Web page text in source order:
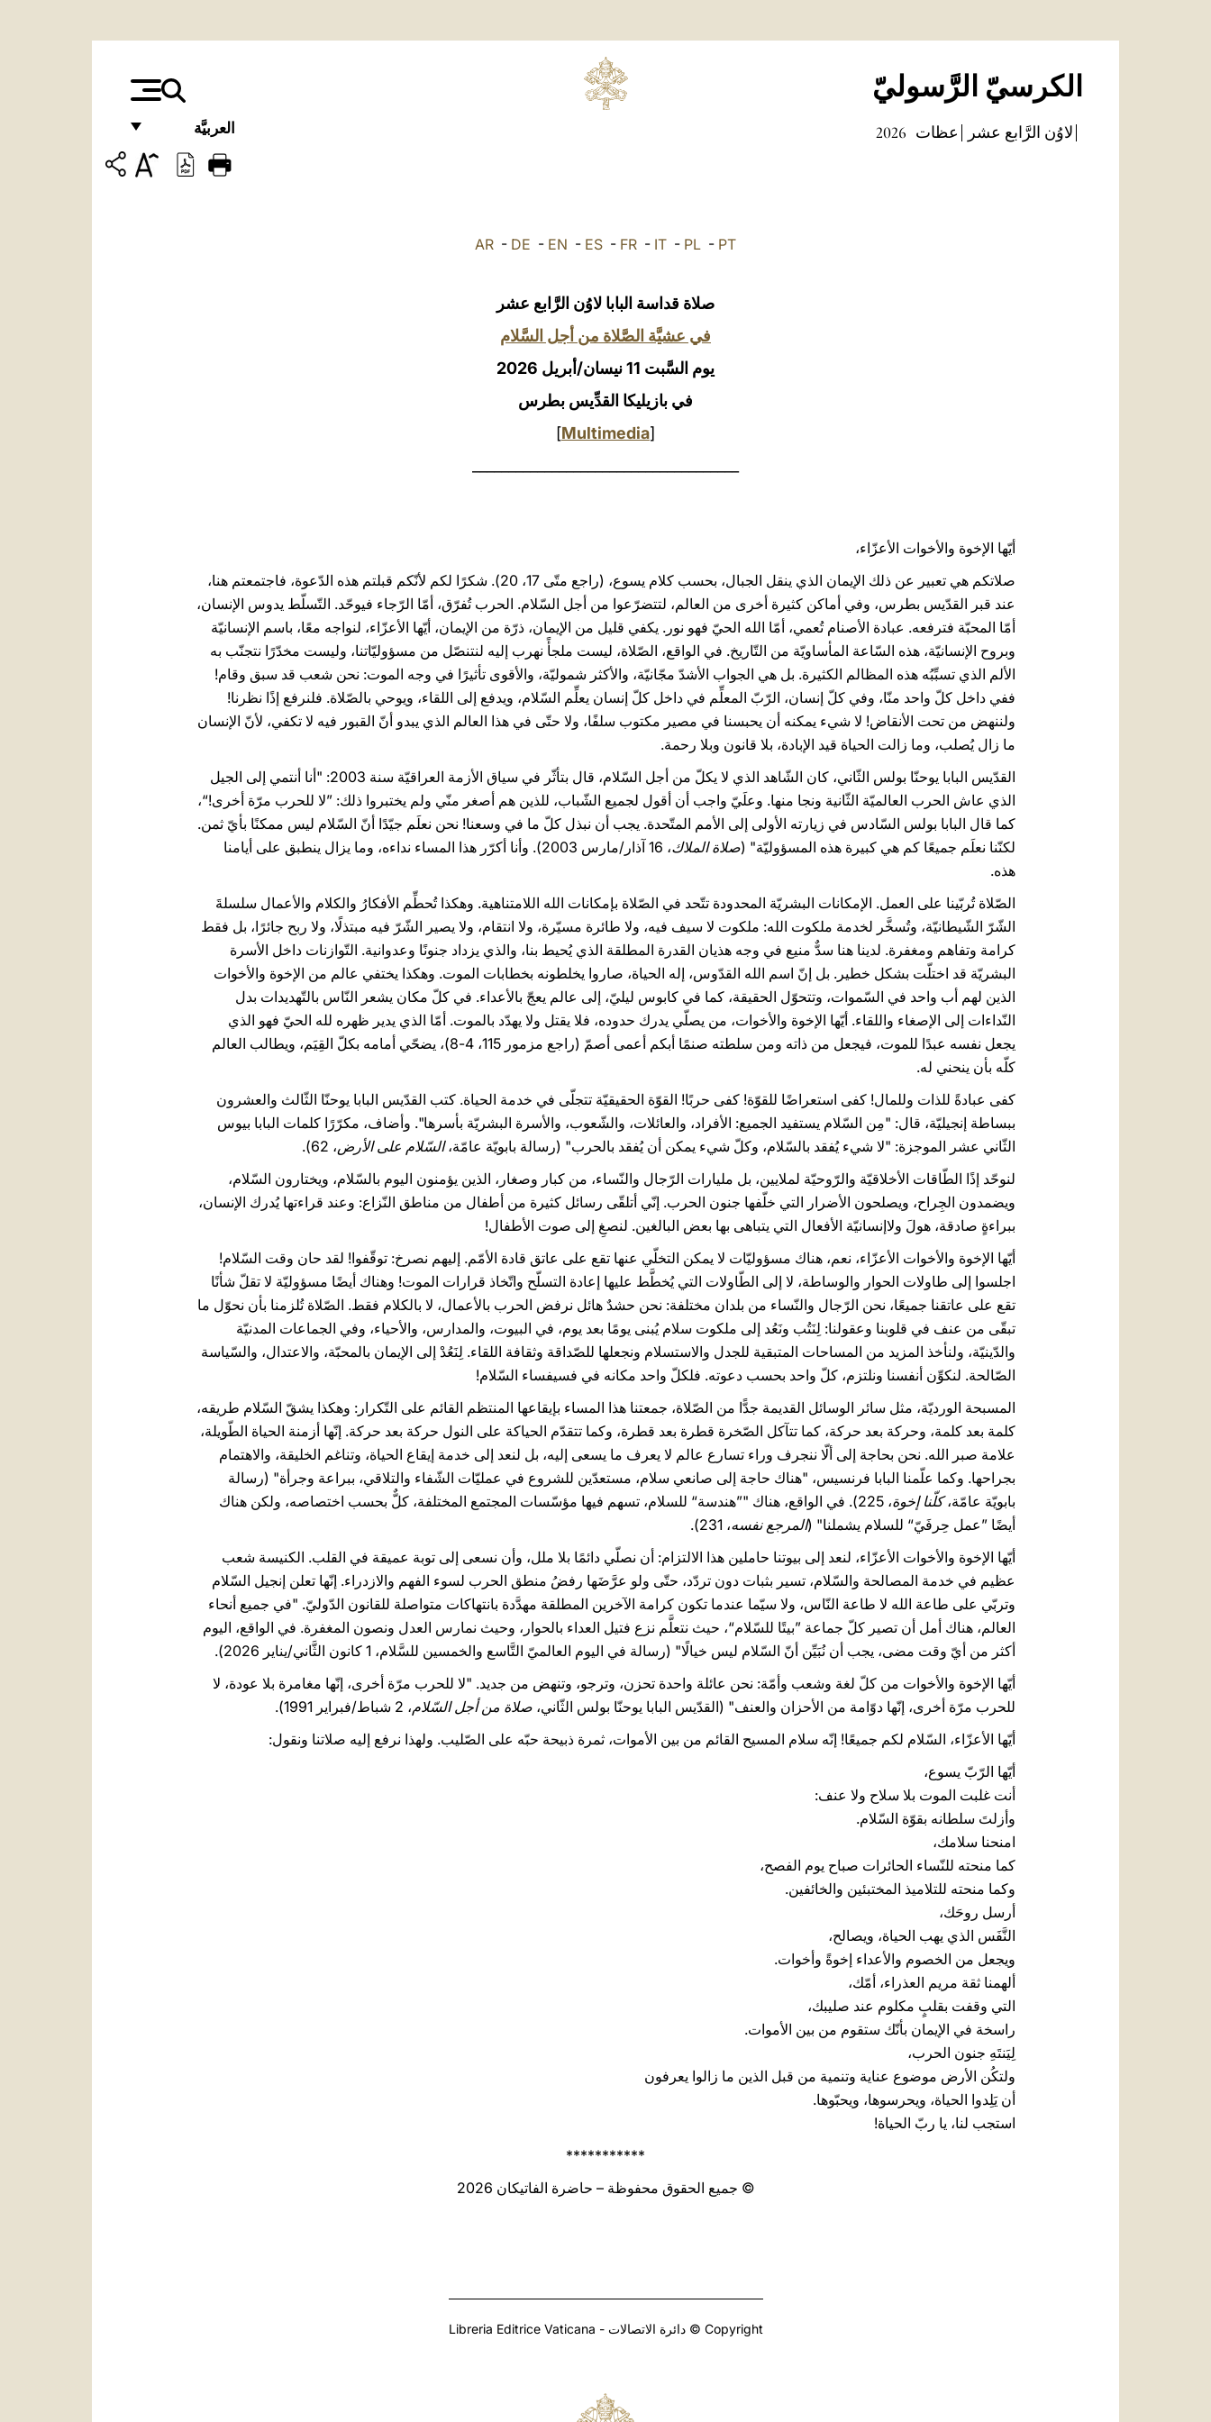
الكرسيّ الرَّسوليّ
العربيَّة
FRANÇAIS
لاوُن الرَّابع عشر عظات 2026
AR - DE - EN - ES - FR - IT - PL - PT
صلاة قداسة البابا لاوُن الرَّابع عشر
في عشيَّة الصَّلاة من أجل السَّلام
يوم السَّبت 11 نيسان/أبريل 2026
في بازيليكا القدِّيس بطرس
[
Multimedia
]
أيّها الإخوة والأخوات الأعزّاء،
صلاتكم هي تعبير عن ذلك الإيمان الذي ينقل الجبال، بحسب كلام يسوع، (راجع متّى 17، 20). شكرًا لكم لأنّكم قبلتم هذه الدّعوة، فاجتمعتم هنا،
عند قبر القدّيس بطرس، وفي أماكن كثيرة أخرى من العالم، لتتضرّعوا من أجل السّلام. الحرب تُفرّق، أمّا الرّجاء فيوحّد. التّسلّط يدوس الإنسان،
أمّا المحبّة فترفعه. عبادة الأصنام تُعمي، أمّا الله الحيّ فهو نور. يكفي قليل من الإيمان، ذرّة من الإيمان، أيّها الأعزّاء، لنواجه معًا، باسم الإنسانيّة
وبروح الإنسانيّة، هذه السّاعة المأساويّة من التّاريخ. في الواقع، الصّلاة، ليست ملجأً نهرب إليه لنتنصّل من مسؤوليّاتنا، وليست مخدّرًا نتجنّب به
الألم الذي تسبِّبُه هذه المظالم الكثيرة. بل هي الجواب الأشدّ مجّانيّة، والأكثر شموليّة، والأقوى تأثيرًا في وجه الموت: نحن شعب قد سبق وقام!
ففي داخل كلّ واحد منّا، وفي كلّ إنسان، الرّبّ المعلِّم في داخل كلّ إنسان يعلِّم السّلام، ويدفع إلى اللقاء، ويوحي بالصّلاة. فلنرفع إذًا نظرنا!
ولننهض من تحت الأنقاض! لا شيء يمكنه أن يحبسنا في مصير مكتوب سلفًا، ولا حتّى في هذا العالم الذي يبدو أنّ القبور فيه لا تكفي، لأنّ الإنسان
ما زال يُصلب، وما زالت الحياة قيد الإبادة، بلا قانون وبلا رحمة.
القدّيس البابا يوحنّا بولس الثّاني، كان الشّاهد الذي لا يكلّ من أجل السّلام، قال بتأثّر في سياق الأزمة العراقيّة سنة 2003: "أنا أنتمي إلى الجيل
الذي عاش الحرب العالميّة الثّانية ونجا منها. وعلَيّ واجب أن أقول لجميع الشّباب، للذين هم أصغر منّي ولم يختبروا ذلك: ”لا للحرب مرّة أخرى!“،
كما قال البابا بولس السّادس في زيارته الأولى إلى الأمم المتّحدة. يجب أن نبذل كلّ ما في وسعنا! نحن نعلَم جيّدًا أنّ السّلام ليس ممكنًا بأيّ ثمن.
لكنّنا نعلَم جميعًا كم هي كبيرة هذه المسؤوليّة" (صلاة الملاك
، 16 آذار/مارس 2003). وأنا أكرّر هذا المساء نداءه، وما يزال ينطبق على أيامنا
هذه.
الصّلاة تُربّينا على العمل. الإمكانات البشريّة المحدودة تتّحد في الصّلاة بإمكانات الله اللامتناهية. وهكذا تُحطِّم الأفكارُ والكلام والأعمال سلسلةَ
الشّرّ الشّيطانيّة، وتُسخَّر لخدمة ملكوت الله: ملكوت لا سيف فيه، ولا طائرة مسيّرة، ولا انتقام، ولا يصير الشّرّ فيه مبتذلًا، ولا ربح جائرًا، بل فقط
كرامة وتفاهم ومغفرة. لدينا هنا سدٌّ منيع في وجه هذيان القدرة المطلقة الذي يُحيط بنا، والذي يزداد جنونًا وعدوانية. التّوازنات داخل الأسرة
البشريّة قد اختلّت بشكل خطير. بل إنّ اسم الله القدّوس، إله الحياة، صاروا يخلطونه بخطابات الموت. وهكذا يختفي عالم من الإخوة والأخوات
الذين لهم أب واحد في السّموات، وتتحوّل الحقيقة، كما في كابوس ليليّ، إلى عالم يعجّ بالأعداء. في كلّ مكان يشعر النّاس بالتّهديدات بدل
النّداءات إلى الإصغاء واللقاء. أيّها الإخوة والأخوات، من يصلّي يدرك حدوده، فلا يقتل ولا يهدّد بالموت. أمّا الذي يدير ظهره لله الحيّ فهو الذي
يجعل نفسه عبدًا للموت، فيجعل من ذاته ومن سلطته صنمًا أبكم أعمى أصمّ (راجع مزمور 115، 4-8)، يضحّي أمامه بكلّ القِيَم، ويطالب العالم
كلّه بأن ينحني له.
كفى عبادةً للذات وللمال! كفى استعراضًا للقوّة! كفى حربًا! القوّة الحقيقيّة تتجلّى في خدمة الحياة. كتب القدّيس البابا يوحنّا الثّالث والعشرون
ببساطة إنجيليّة، قال: "مِن السّلام يستفيد الجميع: الأفراد، والعائلات، والشّعوب، والأسرة البشريّة بأسرها". وأضاف، مكرّرًا كلمات البابا بيوس
الثّاني عشر الموجزة: "لا شيء يُفقد بالسّلام، وكلّ شيء يمكن أن يُفقد بالحرب" (رسالة بابويّة عامّة،السّلام على الأرض، 62).
لنوحّد إذًا الطّاقات الأخلاقيّة والرّوحيّة لملايين، بل مليارات الرّجال والنّساء، من كبار وصغار، الذين يؤمنون اليوم بالسّلام، ويختارون السّلام،
ويضمدون الجِراح، ويصلحون الأضرار التي خلّفها جنون الحرب. إنّي أتلقّى رسائل كثيرة من أطفال من مناطق النّزاع: وعند قراءتها يُدرك الإنسان،
ببراءةٍ صادقة، هولَ ولاإنسانيّة الأفعال التي يتباهى بها بعض البالغين. لنصغِ إلى صوت الأطفال!
أيّها الإخوة والأخوات الأعزّاء، نعم، هناك مسؤوليّات لا يمكن التخلّي عنها تقع على عاتق قادة الأمّم. إليهم نصرخ: توقّفوا! لقد حان وقت السّلام!
اجلسوا إلى طاولات الحوار والوساطة، لا إلى الطّاولات التي يُخطَّط عليها إعادة التسلّح واتّخاذ قرارات الموت! وهناك أيضًا مسؤوليّة لا تقلّ شأنًا
تقع على عاتقنا جميعًا، نحن الرّجال والنّساء من بلدان مختلفة: نحن حشدٌ هائل نرفض الحرب بالأعمال، لا بالكلام فقط. الصّلاة تُلزمنا بأن نحوّل ما
تبقّى من عنف في قلوبنا وعقولنا: لِنَتُب ونَعُد إلى ملكوت سلام يُبنى يومًا بعد يوم، في البيوت، والمدارس، والأحياء، وفي الجماعات المدنيّة
والدّينيّة، ولنأخذ المزيد من المساحات المتبقية للجدل والاستسلام ونجعلها للصّداقة وثقافة اللقاء. لِنَعُدْ إلى الإيمان بالمحبّة، والاعتدال، والسّياسة
الصّالحة. لنكوِّن أنفسنا ونلتزم، كلّ واحد بحسب دعوته. فلكلّ واحد مكانه في فسيفساء السّلام!
المسبحة الورديّة، مثل سائر الوسائل القديمة جدًّا من الصّلاة، جمعتنا هذا المساء بإيقاعها المنتظم القائم على التّكرار: وهكذا يشقّ السّلام طريقه،
كلمة بعد كلمة، وحركة بعد حركة، كما تتآكل الصّخرة قطرة بعد قطرة، وكما تتقدّم الحياكة على النول حركة بعد حركة. إنّها أزمنة الحياة الطّويلة،
علامة صبر الله. نحن بحاجة إلى ألّا ننجرف وراء تسارع عالم لا يعرف ما يسعى إليه، بل لنعد إلى خدمة إيقاع الحياة، وتناغم الخليقة، والاهتمام
بجراحها. وكما علّمنا البابا فرنسيس، "هناك حاجة إلى صانعي سلام، مستعدّين للشروع في عمليّات الشّفاء والتلاقي، ببراعة وجرأة" (رسالة
بابويّة عامّة،كلّنا إخوة
، 225). في الواقع، هناك "”هندسة“ للسلام، تسهم فيها مؤسّسات المجتمع المختلفة، كلٌّ بحسب اختصاصه، ولكن هناك
أيضًا ”عمل حِرفَيّ“ للسلام يشملنا" (المرجع نفسه، 231).
أيّها الإخوة والأخوات الأعزّاء، لنعد إلى بيوتنا حاملين هذا الالتزام: أن نصلّي دائمًا بلا ملل، وأن نسعى إلى توبة عميقة في القلب. الكنيسة شعب
عظيم في خدمة المصالحة والسّلام، تسير بثبات دون تردّد، حتّى ولو عرَّضَها رفضُ منطق الحرب لسوء الفهم والازدراء. إنّها تعلن إنجيل السّلام
وتربّي على طاعة الله لا طاعة النّاس، ولا سيّما عندما تكون كرامة الآخرين المطلقة مهدَّدة بانتهاكات متواصلة للقانون الدّوليّ. "في جميع أنحاء
العالم، هناك أمل أن تصير كلّ جماعة ”بيتًا للسّلام“، حيث نتعلَّم نزع فتيل العداء بالحوار، وحيث نمارس العدل ونصون المغفرة. في الواقع، اليوم
أكثر من أيّ وقت مضى، يجب أن نُبَيِّن أنّ السّلام ليس خيالًا" (رسالة في اليوم العالميّ التَّاسع والخمسين للسَّلام، 1 كانون الثَّاني/يناير 2026).
أيّها الإخوة والأخوات من كلّ لغة وشعب وأمّة: نحن عائلة واحدة تحزن، وترجو، وتنهض من جديد. "لا للحرب مرّة أخرى، إنّها مغامرة بلا عودة، لا
للحرب مرّة أخرى، إنّها دوّامة من الأحزان والعنف" (القدّيس البابا يوحنّا بولس الثّاني، صلاة من أجل السّلام، 2 شباط/فبراير 1991).
أيّها الأعزّاء، السّلام لكم جميعًا! إنّه سلام المسيح القائم من بين الأموات، ثمرة ذبيحة حبّه على الصّليب. ولهذا نرفع إليه صلاتنا ونقول:
أيّها الرّبّ يسوع،
أنت غلبت الموت بلا سلاح ولا عنف:
وأزلتَ سلطانه بقوّة السّلام.
امنحنا سلامك،
كما منحته للنّساء الحائرات صباح يوم الفصح،
وكما منحته للتلاميذ المختبئين والخائفين.
أرسل روحَك،
النَّفَس الذي يهب الحياة، ويصالح،
ويجعل من الخصوم والأعداء إخوةً وأخوات.
ألهمنا ثقة مريم العذراء، أمّك،
التي وقفت بقلبٍ مكلوم عند صليبك،
راسخة في الإيمان بأنّك ستقوم من بين الأموات.
لِيَنتَهِ جنون الحرب،
ولتكُن الأرض موضوع عناية وتنمية من قبل الذين ما زالوا يعرفون
أن يَلِدوا الحياة، ويحرسوها، ويحبّوها.
استجب لنا، يا ربّ الحياة!
***********
© جميع الحقوق محفوظة – حاضرة الفاتيكان 2026
Copyright © دائرة الاتصالات - Libreria Editrice Vaticana